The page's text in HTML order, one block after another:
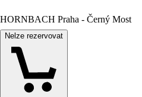
HORNBACH Praha - Černý Most
Nelze rezervovat